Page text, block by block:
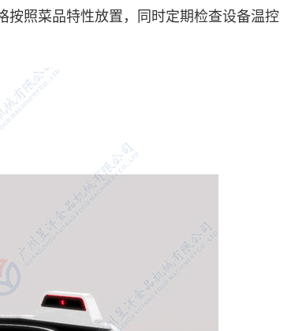
按照菜品特性放置，同时定期检查设备温控